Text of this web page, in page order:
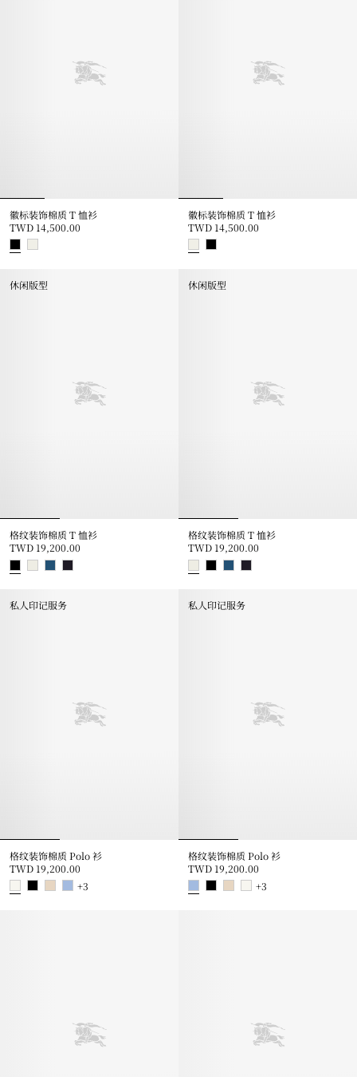
徽标装饰棉质 T 恤衫
TWD 14,500.00
徽标装饰棉质 T 恤衫
TWD 14,500.00
休闲版型
格纹装饰棉质 T 恤衫
TWD 19,200.00
休闲版型
格纹装饰棉质 T 恤衫
TWD 19,200.00
私人印记服务
格纹装饰棉质 Polo 衫
TWD 19,200.00
+3
私人印记服务
格纹装饰棉质 Polo 衫
TWD 19,200.00
+3